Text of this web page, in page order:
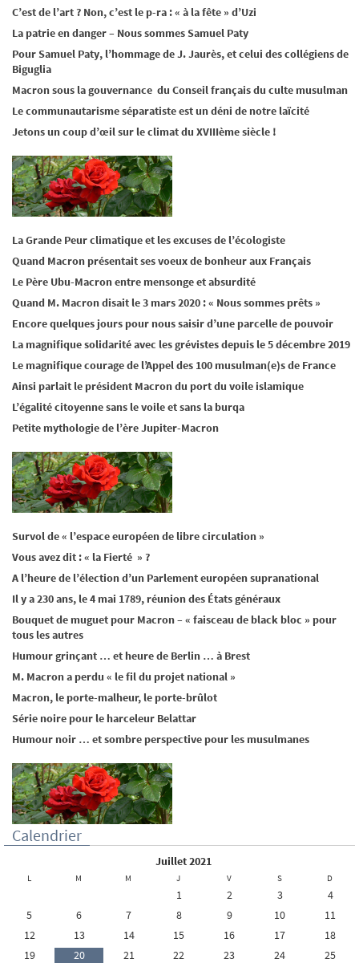
C’est de l’art ? Non, c’est le p-ra : « à la fête » d’Uzi
La patrie en danger – Nous sommes Samuel Paty
Pour Samuel Paty, l’hommage de J. Jaurès, et celui des collégiens de
Biguglia
Macron sous la gouvernance du Conseil français du culte musulman
Le communautarisme séparatiste est un déni de notre laïcité
Jetons un coup d’œil sur le climat du XVIIIème siècle !
La Grande Peur climatique et les excuses de l’écologiste
Quand Macron présentait ses voeux de bonheur aux Français
Le Père Ubu-Macron entre mensonge et absurdité
Quand M. Macron disait le 3 mars 2020 : « Nous sommes prêts »
Encore quelques jours pour nous saisir d’une parcelle de pouvoir
La magnifique solidarité avec les grévistes depuis le 5 décembre 2019
Le magnifique courage de l’Appel des 100 musulman(e)s de France
Ainsi parlait le président Macron du port du voile islamique
L’égalité citoyenne sans le voile et sans la burqa
Petite mythologie de l’ère Jupiter-Macron
Survol de « l’espace européen de libre circulation »
Vous avez dit : « la Fierté » ?
A l’heure de l’élection d’un Parlement européen supranational
Il y a 230 ans, le 4 mai 1789, réunion des États généraux
Bouquet de muguet pour Macron – « faisceau de black bloc » pour
tous les autres
Humour grinçant … et heure de Berlin … à Brest
M. Macron a perdu « le fil du projet national »
Macron, le porte-malheur, le porte-brûlot
Série noire pour le harceleur Belattar
Humour noir … et sombre perspective pour les musulmanes
Calendrier
juillet 2021
L M M J V S D
1 2 3
4
5
6 7 8 9 10
11
12
13 14 15 16 17
18
19
20 21 22 23 24
25